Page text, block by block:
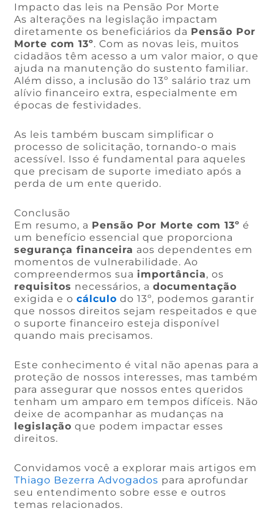
Impacto das leis na Pensão Por Morte
As alterações na legislação impactam
diretamente os beneficiários da Pensão Por
Morte com 13º. Com as novas leis, muitos
cidadãos têm acesso a um valor maior, o que
ajuda na manutenção do sustento familiar.
Além disso, a inclusão do 13º salário traz um
alívio financeiro extra, especialmente em
épocas de festividades.
As leis também buscam simplificar o
processo de solicitação, tornando-o mais
acessível. Isso é fundamental para aqueles
que precisam de suporte imediato após a
perda de um ente querido.
Conclusão
Em resumo, a Pensão Por Morte com 13º é
um benefício essencial que proporciona
segurança financeira aos dependentes em
momentos de vulnerabilidade. Ao
compreendermos sua importância, os
requisitos necessários, adocumentação
exigida e ocálculo do 13º, podemos garantir
que nossos direitos sejam respeitados e que
o suporte financeiro esteja disponível
quando mais precisamos.
Este conhecimento é vital não apenas para a
proteção de nossos interesses, mas também
para assegurar que nossos entes queridos
tenham um amparo em tempos difíceis. Não
deixe de acompanhar as mudanças na
legislação que podem impactar esses
direitos.
Convidamos você a explorar mais artigos em
Thiago Bezerra Advogados para aprofundar
seu entendimento sobre esse e outros
temas relacionados.